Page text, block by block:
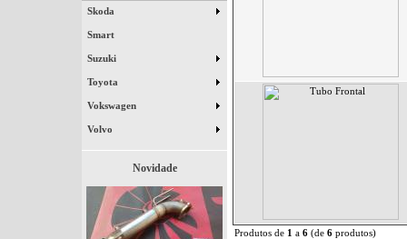
Skoda
Smart
Suzuki
Toyota
Vokswagen
Volvo
Novidade
Produtos de 1 a 6 (de 6 produtos)